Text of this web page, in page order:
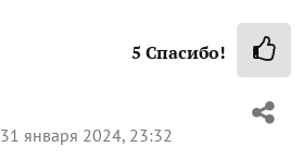
5 Спасибо!
31 января 2024, 23:32